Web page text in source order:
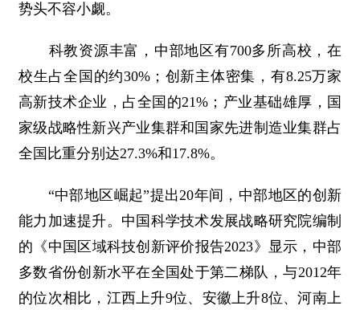
势头不容小觑。
科教资源丰富，中部地区有700多所高校，在
校生占全国的约30%；创新主体密集，有8.25万家
高新技术企业，占全国的21%；产业基础雄厚，国
家级战略性新兴产业集群和国家先进制造业集群占
全国比重分别达27.3%和17.8%。
“中部地区崛起”提出20年间，中部地区的创新
能力加速提升。中国科学技术发展战略研究院编制
的《中国区域科技创新评价报告2023》显示，中部
多数省份创新水平在全国处于第二梯队，与2012年
的位次相比，江西上升9位、安徽上升8位、河南上